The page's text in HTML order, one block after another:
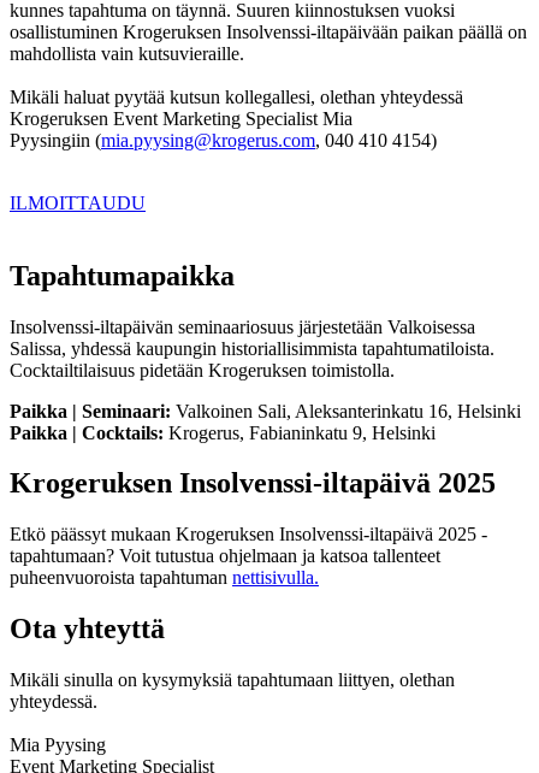
kunnes tapahtuma on täynnä. Suuren kiinnostuksen vuoksi
osallistuminen Krogeruksen Insolvenssi-iltapäivään paikan päällä on
mahdollista vain kutsuvieraille.
Mikäli haluat pyytää kutsun kollegallesi, olethan yhteydessä
Krogeruksen Event Marketing Specialist Mia
Pyysingiin (mia.pyysing@krogerus.com, 040 410 4154)
ILMOITTAUDU
Tapahtumapaikka
Insolvenssi-iltapäivän seminaariosuus järjestetään Valkoisessa
Salissa, yhdessä kaupungin historiallisimmista tapahtumatiloista.
Cocktailtilaisuus pidetään Krogeruksen toimistolla.
Paikka | Seminaari: Valkoinen Sali, Aleksanterinkatu 16, Helsinki
Paikka | Cocktails: Krogerus, Fabianinkatu 9, Helsinki
Krogeruksen Insolvenssi-iltapäivä 2025
Etkö päässyt mukaan Krogeruksen Insolvenssi-iltapäivä 2025 -
tapahtumaan? Voit tutustua ohjelmaan ja katsoa tallenteet
puheenvuoroista tapahtuman nettisivulla.
Ota yhteyttä
Mikäli sinulla on kysymyksiä tapahtumaan liittyen, olethan
yhteydessä.
Mia Pyysing
Event Marketing Specialist